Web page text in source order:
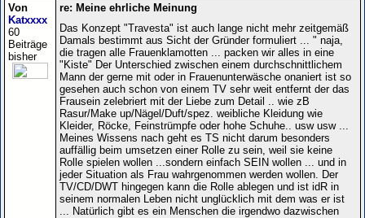
Von
Katxxxx
60
Beiträge
bisher
re: Meine ehrliche Meinung
Das Konzept "Travesta" ist auch lange nicht mehr zeitgemäß
Damals bestimmt aus Sicht der Gründer formuliert ... " naja,
die tragen alle Frauenklamotten ... packen wir alles in eine
"Kiste" Der Unterschied zwischen einem durchschnittlichem
Mann der gerne mit oder in Frauenunterwäsche onaniert ist so
gesehen auch schon von einem TV sehr weit entfernt der das
Frausein zelebriert mit der Liebe zum Detail .. wie zB
Rasur/Make up/Nägel/Duft/spez. weibliche Kleidung wie
Kleider, Röcke, Feinstrümpfe oder hohe Schuhe.. usw usw ...
Meines Wissens nach geht es TS nicht darum besonders
auffällig beim umsetzen einer Rolle zu sein, weil sie keine
Rolle spielen wollen ...sondern einfach SEIN wollen ... und in
jeder Situation als Frau wahrgenommen werden wollen. Der
TV/CD/DWT hingegen kann die Rolle ablegen und ist idR in
seinem normalen Leben nicht unglücklich mit dem was er ist
... Natürlich gibt es ein Menschen die irgendwo dazwischen